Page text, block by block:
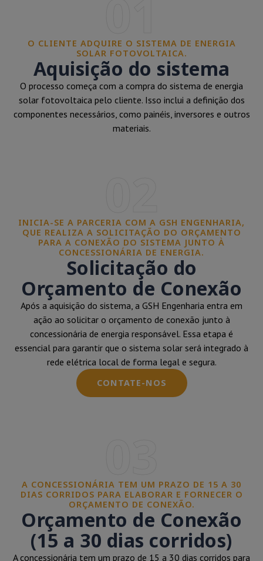
O CLIENTE ADQUIRE O SISTEMA DE ENERGIA
SOLAR FOTOVOLTAICA.
Aquisição do sistema
O processo começa com a compra do sistema de energia
solar fotovoltaica pelo cliente. Isso inclui a definição dos
componentes necessários, como painéis, inversores e outros
materiais.
INICIA-SE A PARCERIA COM A GSH ENGENHARIA,
QUE REALIZA A SOLICITAÇÃO DO ORÇAMENTO
PARA A CONEXÃO DO SISTEMA JUNTO À
CONCESSIONÁRIA DE ENERGIA.
Solicitação do
Orçamento de Conexão
Após a aquisição do sistema, a GSH Engenharia entra em
ação ao solicitar o orçamento de conexão junto à
concessionária de energia responsável. Essa etapa é
essencial para garantir que o sistema solar será integrado à
rede elétrica local de forma legal e segura.
CONTATE-NOS
A CONCESSIONÁRIA TEM UM PRAZO DE 15 A 30
DIAS CORRIDOS PARA ELABORAR E FORNECER O
ORÇAMENTO DE CONEXÃO.
Orçamento de Conexão
(15 a 30 dias corridos)
A concessionária tem um prazo de 15 a 30 dias corridos para